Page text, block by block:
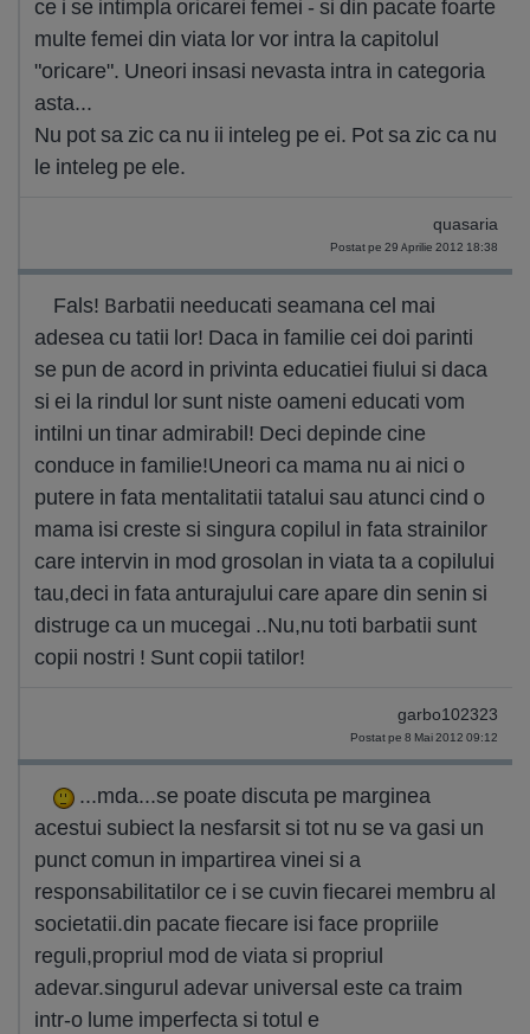
ce i se intimpla oricarei femei - si din pacate foarte
multe femei din viata lor vor intra la capitolul
"oricare". Uneori insasi nevasta intra in categoria
asta...
Nu pot sa zic ca nu ii inteleg pe ei. Pot sa zic ca nu
le inteleg pe ele.
quasaria
Postat pe 29 Aprilie 2012 18:38
Fals! Barbatii needucati seamana cel mai
adesea cu tatii lor! Daca in familie cei doi parinti
se pun de acord in privinta educatiei fiului si daca
si ei la rindul lor sunt niste oameni educati vom
intilni un tinar admirabil! Deci depinde cine
conduce in familie!Uneori ca mama nu ai nici o
putere in fata mentalitatii tatalui sau atunci cind o
mama isi creste si singura copilul in fata strainilor
care intervin in mod grosolan in viata ta a copilului
tau,deci in fata anturajului care apare din senin si
distruge ca un mucegai ..Nu,nu toti barbatii sunt
copii nostri ! Sunt copii tatilor!
garbo102323
Postat pe 8 Mai 2012 09:12
...mda...se poate discuta pe marginea
acestui subiect la nesfarsit si tot nu se va gasi un
punct comun in impartirea vinei si a
responsabilitatilor ce i se cuvin fiecarei membru al
societatii.din pacate fiecare isi face propriile
reguli,propriul mod de viata si propriul
adevar.singurul adevar universal este ca traim
intr-o lume imperfecta si totul e